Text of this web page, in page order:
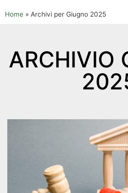
Home » Archivi per Giugno 2025
ARCHIVIO